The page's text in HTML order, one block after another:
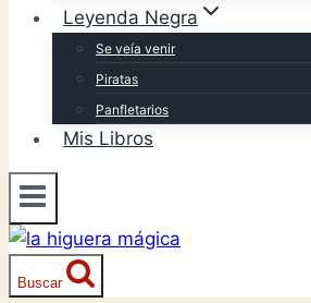
Leyenda Negra
Se veía venir
Piratas
Panfletarios
Mis Libros
Buscar